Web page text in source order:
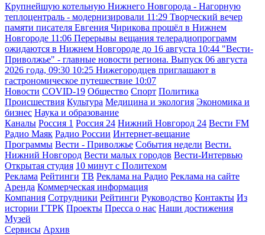
Крупнейшую котельную Нижнего Новгорода - Нагорную
теплоцентраль - модернизировали 11:29 Творческий вечер
памяти писателя Евгения Чирикова прошёл в Нижнем
Новгороде 11:06 Перерывы вещания телерадиопрограмм
ожидаются в Нижнем Новгороде до 16 августа 10:44 "Вести-
Приволжье" - главные новости региона. Выпуск 06 августа
2026 года, 09:30 10:25 Нижегородцев приглашают в
гастрономическое путешествие 10:07
Новости COVID-19 Общество Спорт Политика
Происшествия Культура Медицина и экология Экономика и
бизнес Наука и образование
Каналы Россия 1 Россия 24 Нижний Новгород 24 Вести FM
Радио Маяк Радио России Интернет-вещание
Программы Вести - Приволжье События недели Вести.
Нижний Новгород Вести малых городов Вести-Интервью
Открытая студия 10 минут с Политехом
Реклама Рейтинги ТВ Реклама на Радио Реклама на сайте
Аренда Коммерческая информация
Компания Сотрудники Рейтинги Руководство Контакты Из
истории ГТРК Проекты Пресса о нас Наши достижения
Музей
Сервисы Архив